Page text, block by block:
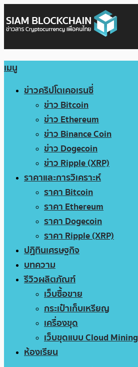
เมนู
ข่าวคริปโตเคอเรนซี่
ข่าว Bitcoin
ข่าว Ethereum
ข่าว Binance Coin
ข่าว Dogecoin
ข่าว Ripple (XRP)
ราคาและการวิเคราะห์
ราคา Bitcoin
ราคา Ethereum
ราคา Dogecoin
ราคา Ripple (XRP)
ปฏิทินเศรษฐกิจ
บทความ
รีวิวผลิตภัณฑ์
เว็บซื้อขาย
กระเป๋าเก็บเหรียญ
เครื่องขุด
เว็บขุดแบบ Cloud Mining
ห้องเรียน